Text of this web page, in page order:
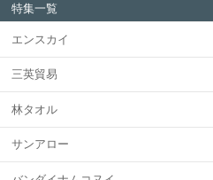
特集一覧
エンスカイ
三英貿易
林タオル
サンアロー